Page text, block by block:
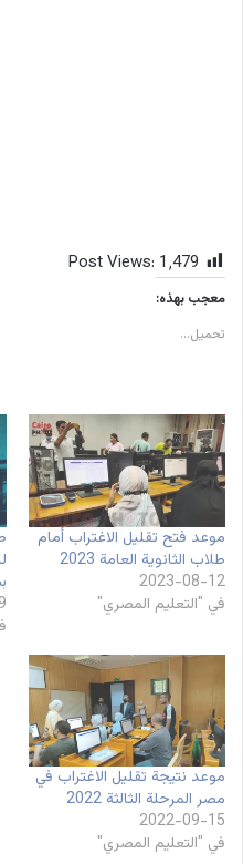
Post Views: 1٬479
معجب بهذه:
تحميل...
موعد فتح تقليل الاغتراب أمام
طلاب الثانوية العامة 2023
2023-08-12
في "التعليم المصري"
موعد نتيجة تقليل الاغتراب في
مصر المرحلة الثالثة 2022
2022-09-15
في "التعليم المصري"